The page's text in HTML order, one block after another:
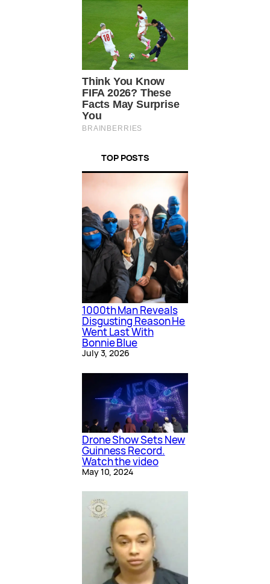
TOP POSTS
1000th Man Reveals
Disgusting Reason He
Went Last With
Bonnie Blue
July 3, 2026
Drone Show Sets New
Guinness Record.
Watch the video
May 10, 2024